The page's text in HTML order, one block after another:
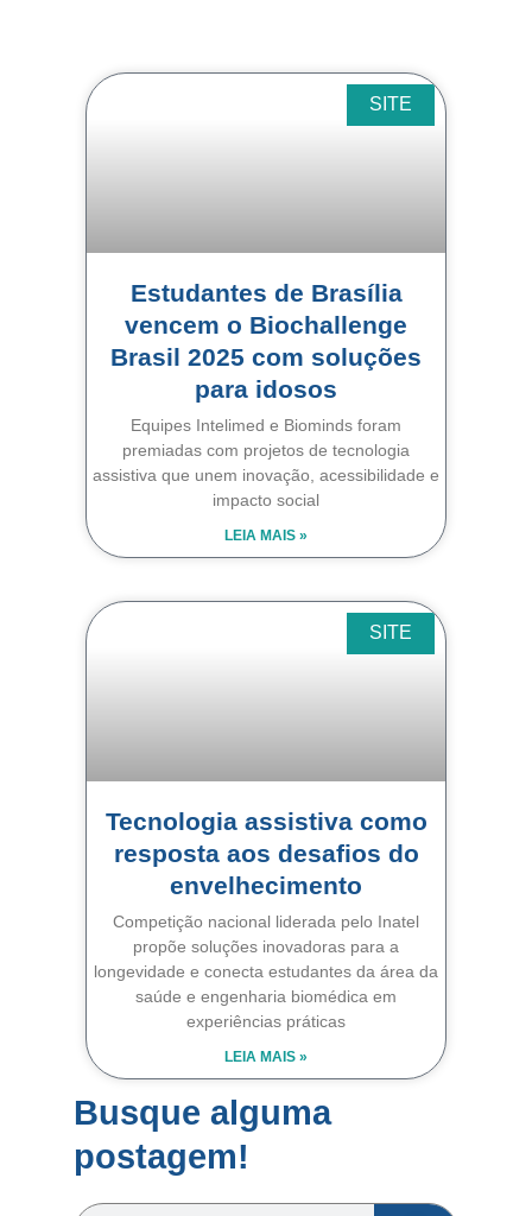
SITE
Estudantes de Brasília
vencem o Biochallenge
Brasil 2025 com soluções
para idosos
Equipes Intelimed e Biominds foram
premiadas com projetos de tecnologia
assistiva que unem inovação, acessibilidade e
impacto social
LEIA MAIS »
SITE
Tecnologia assistiva como
resposta aos desafios do
envelhecimento
Competição nacional liderada pelo Inatel
propõe soluções inovadoras para a
longevidade e conecta estudantes da área da
saúde e engenharia biomédica em
experiências práticas
LEIA MAIS »
Busque alguma
postagem!